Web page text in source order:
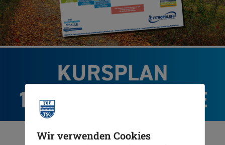
Wir verwenden Cookies